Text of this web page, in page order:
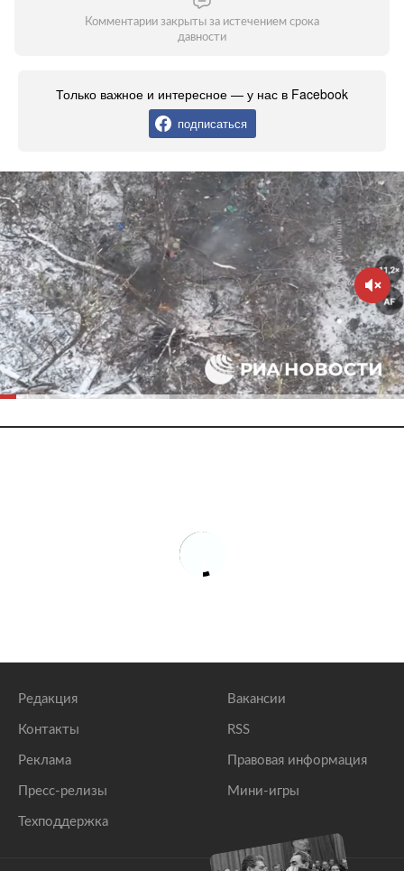
Комментарии закрыты за истечением срока
давности
Только важное и интересное — у нас в Facebook
подписаться
Редакция
Контакты
Реклама
Пресс-релизы
Техподдержка
Вакансии
RSS
Правовая информация
Мини-игры